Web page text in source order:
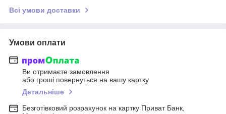
Всі умови доставки
Умови оплати
Ви отримаєте замовлення
або гроші повернуться на вашу картку
Детальніше
Безготівковий розрахунок на картку Приват Банк,